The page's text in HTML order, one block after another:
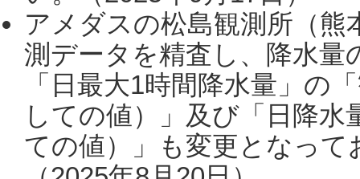
アメダスの松島観測所（熊
測データを精査し、降水
「日最大1時間降水量」の
しての値）」及び「日降
ての値）」も変更となっ